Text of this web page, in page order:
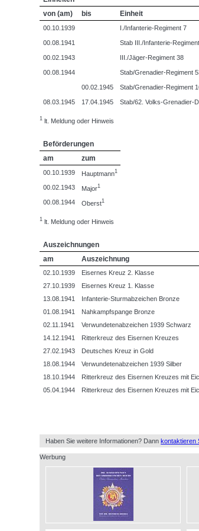
von (am)
bis Einheit
00.10.1939 I./Infanterie-Regiment 7
00.08.1941 Stab III./Infanterie-
00.02.1943 III./Jäger-Regiment 38
00.08.1944 Stab/Grenadier-Regiment
00.02.1945 Stab/Grenadier-Regiment
08.03.1945 17.04.1945 Stab/62. Volks-Grenadier-
1 lt. Meldung oder Hinweis
Beförderungen
am
zum
00.10.1939 Hauptmann1
00.02.1943 Major1
00.08.1944 Oberst1
1 lt. Meldung oder Hinweis
Auszeichnungen
am
Auszeichnung
02.10.1939
Eisernes Kreuz 2. Klasse
27.10.1939
Eisernes Kreuz 1. Klasse
13.08.1941
Infanterie-Sturmabzeichen Bronze
01.08.1941
Nahkampfspange Bronze
02.11.1941
Verwundetenabzeichen 1939 Schwarz
14.12.1941
Ritterkreuz des Eisernen Kreuzes
27.02.1943
Deutsches Kreuz in Gold
18.08.1944
Verwundetenabzeichen 1939 Silber
18.10.1944
Ritterkreuz des Eisernen Kreuzes mit
05.04.1944
Ritterkreuz des Eisernen Kreuzes mit
Haben Sie weitere Informationen? Dannkontaktieren
Werbung